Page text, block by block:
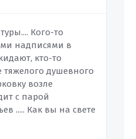
Кого-то
надписями в
кто-то
тяжелого душевного
возле
с парой
..... Как вы на свете